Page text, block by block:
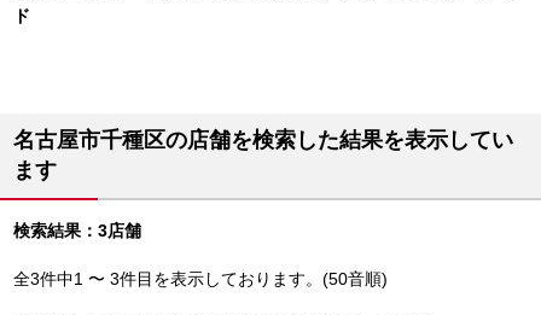
ド
名古屋市千種区の店舗を検索した結果を表示してい
ます
検索結果：3店舗
全3件中1 〜 3件目を表示しております。(50音順)